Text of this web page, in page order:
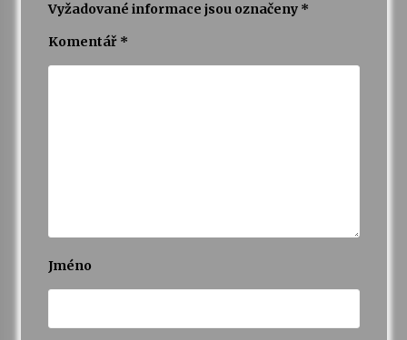
Vyžadované informace jsou označeny *
Komentář *
Jméno